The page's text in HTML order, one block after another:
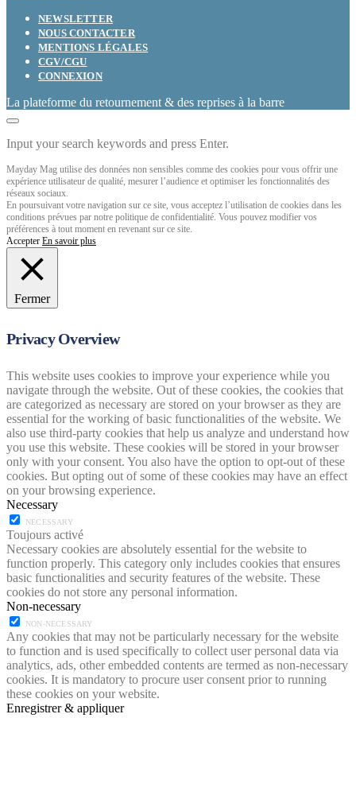
NEWSLETTER
NOUS CONTACTER
MENTIONS LÉGALES
CGV/CGU
CONNEXION
La plateforme du retournement & des reprises à la barre
Input your search keywords and press Enter.
Mayday Mag utilise des données non sensibles comme des cookies pour vous offrir une
expérience utilisateur de qualité, mesurer l’audience et optimiser les fonctionnalités des
réseaux sociaux.
En poursuivant votre navigation sur ce site, vous acceptez l’utilisation de cookies dans les
conditions prévues par notre politique de confidentialité. Vous pouvez modifier vos
préférences à tout moment en revenant sur ce site.
Accepter En savoir plus
Fermer
Privacy Overview
This website uses cookies to improve your experience while you
navigate through the website. Out of these cookies, the cookies that
are categorized as necessary are stored on your browser as they are
essential for the working of basic functionalities of the website. We
also use third-party cookies that help us analyze and understand how
you use this website. These cookies will be stored in your browser
only with your consent. You also have the option to opt-out of these
cookies. But opting out of some of these cookies may have an effect
on your browsing experience.
Necessary
NECESSARY
Toujours activé
Necessary cookies are absolutely essential for the website to
function properly. This category only includes cookies that ensures
basic functionalities and security features of the website. These
cookies do not store any personal information.
Non-necessary
NON-NECESSARY
Any cookies that may not be particularly necessary for the website
to function and is used specifically to collect user personal data via
analytics, ads, other embedded contents are termed as non-necessary
cookies. It is mandatory to procure user consent prior to running
these cookies on your website.
Enregistrer & appliquer